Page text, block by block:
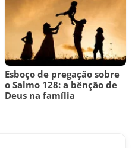
Esboço de pregação sobre
o Salmo 128: a bênção de
Deus na família